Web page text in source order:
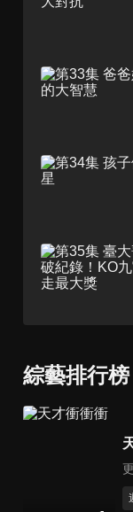
綜藝排行榜